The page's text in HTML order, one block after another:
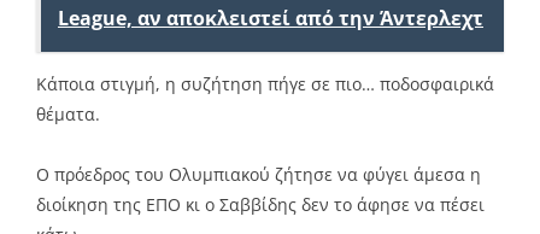
League, αν αποκλειστεί από την Άντερλεχτ
Κάποια στιγμή, η συζήτηση πήγε σε πιο… ποδοσφαιρικά
θέματα.
Ο πρόεδρος του Ολυμπιακού ζήτησε να φύγει άμεσα η
διοίκηση της ΕΠΟ κι ο Σαββίδης δεν το άφησε να πέσει